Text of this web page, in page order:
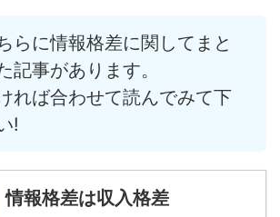
らに情報格差に関してまと
記事があります。
れば合わせて読んでみて下
!
情報格差は収入格差